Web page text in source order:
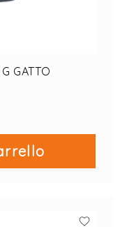
GATTO